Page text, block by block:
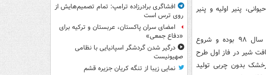
پنیر اولیه و پنیر
شروع به ساخت طرح کارخانه شیرخشک بروجرد در ابتدای آبان ماه سال ۹۸ بوده و شروع
حداکثر ظرفیت دریافت شیر در فاز اول طرح
بوده و روزانه ۱۶ تن و سالانه ۵۲۸۰‌ تن شیرخشک بدون چربی تولید
افشاگری برادرزاده ترامپ: تمام تصمیم‌هایش از
روی ترس است
امضای سران پاکستان، عربستان و ترکیه برای
«دفاع جمعی»
درگیر شدن گردشگر اسپانیایی با نظامی
صهیونیست
نمایی زیبا از تنگه کریان جزیره قشم